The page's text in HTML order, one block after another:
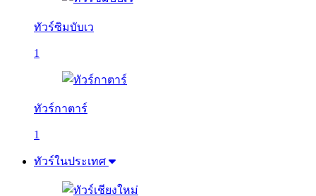
ทัวร์ซิมบับเว
1
ทัวร์กาตาร์
1
ทัวร์ในประเทศ